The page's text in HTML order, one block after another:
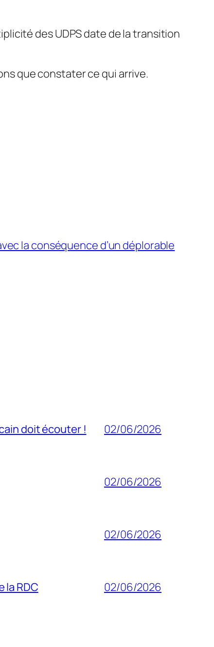
des UDPS date de la transition
que constater ce qui arrive.
la conséquence d’un déplorable
doit écouter ! 02/06/2026
02/06/2026
02/06/2026
la RDC 02/06/2026